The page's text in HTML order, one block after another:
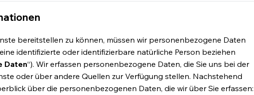
bereitstellen zu können, müssen wir personenbezogene Daten
identifizierte oder identifizierbare natürliche Person beziehen
Daten“). Wir erfassen personenbezogene Daten, die Sie uns bei der
oder über andere Quellen zur Verfügung stellen. Nachstehend
über die personenbezogenen Daten, die wir über Sie erfassen: